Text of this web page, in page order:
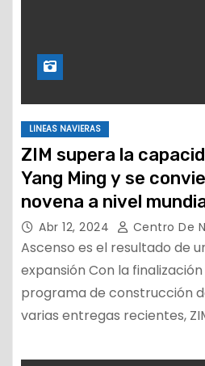
LINEAS NAVIERAS
ZIM supera la
Yang Ming y se
novena a nivel
Abr 12, 2024 Centro De
Ascenso es el resultado de
expansión Con la
programa de construcción
varias entregas recientes,